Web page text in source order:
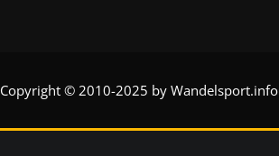
Copyright © 2010-2025 by Wandelsport.info